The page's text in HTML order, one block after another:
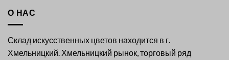
О НАС
Склад искусственных цветов находится в г.
Хмельницкий. Хмельницкий рынок, торговый ряд